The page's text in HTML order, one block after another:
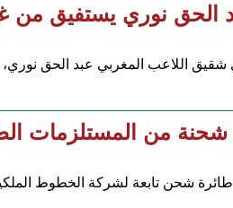
الحق نوري يستفيق من
اللاعب المغربي عبد الحق نوري،
من المستلزمات